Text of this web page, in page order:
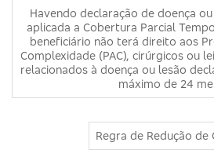
Havendo declaração de doença
aplicada a Cobertura Parcial
beneficiário não terá direito aos
Complexidade (PAC), cirúrgicos ou
relacionados à doença ou lesão
máximo de 24
Regra de Redução de